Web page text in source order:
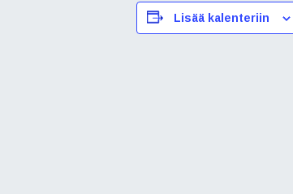
b
o
o
e
r
d
I
Lisää kalenteriin